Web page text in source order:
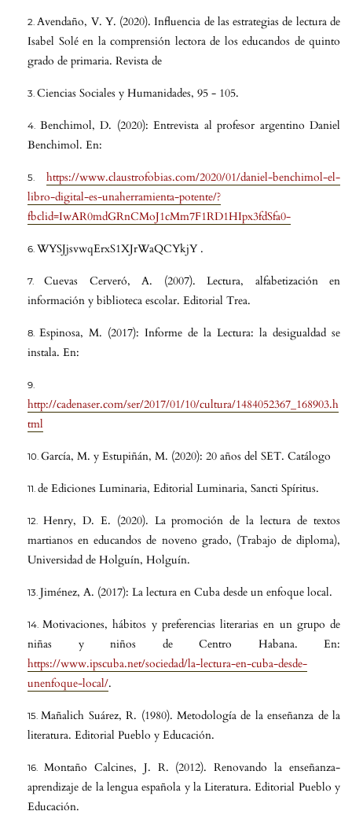
Avendaño, V. Y. (2020). Influencia de las estrategias de lectura de
Isabel Solé en la comprensión lectora de los educandos de quinto
grado de primaria. Revista de
Ciencias Sociales y Humanidades, 95 - 105.
Benchimol, D. (2020): Entrevista al profesor argentino Daniel
Benchimol. En:
https://www.claustrofobias.com/2020/01/daniel-benchimol-el-
libro-digital-es-unaherramienta-potente/?
fbclid=IwAR0mdGRnCMoJ1cMm7F1RD1HIpx3fdSfa0-
WYSJjsvwqErxS1XJrWaQCYkjY .
Cuevas Cerveró, A. (2007). Lectura, alfabetización en
información y biblioteca escolar. Editorial Trea.
Espinosa, M. (2017): Informe de la Lectura: la desigualdad se
instala. En:
http://cadenaser.com/ser/2017/01/10/cultura/1484052367_168903.h
tml
García, M. y Estupiñán, M. (2020): 20 años del SET. Catálogo
de Ediciones Luminaria, Editorial Luminaria, Sancti Spíritus.
Henry, D. E. (2020). La promoción de la lectura de textos
martianos en educandos de noveno grado, (Trabajo de diploma),
Universidad de Holguín, Holguín.
Jiménez, A. (2017): La lectura en Cuba desde un enfoque local.
Motivaciones, hábitos y preferencias literarias en un grupo de
niñas y niños de Centro Habana. En:
https://www.ipscuba.net/sociedad/la-lectura-en-cuba-desde-
unenfoque-local/.
Mañalich Suárez, R. (1980). Metodología de la enseñanza de la
literatura. Editorial Pueblo y Educación.
Montaño Calcines, J. R. (2012). Renovando la enseñanza-
aprendizaje de la lengua española y la Literatura. Editorial Pueblo y
Educación.